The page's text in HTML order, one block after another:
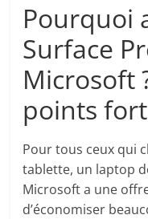
Pourquoi
Surface
Microsoft
points
Pour tous ceux qui
tablette, un laptop
Microsoft a une
d’économiser